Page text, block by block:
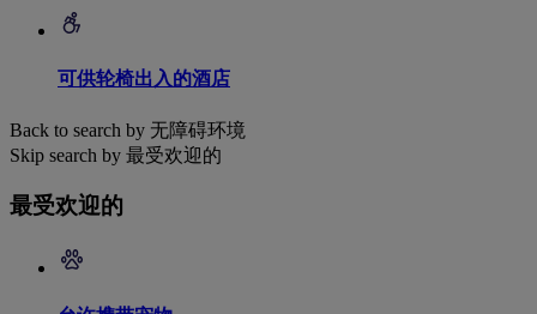
可供轮椅出入的酒店
Back to search by 无障碍环境
Skip search by 最受欢迎的
最受欢迎的